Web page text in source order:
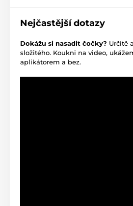
Nejčastější dotazy
Dokážu si nasadit čočky? Určitě
složitého. Koukni na video,
aplikátorem a bez.